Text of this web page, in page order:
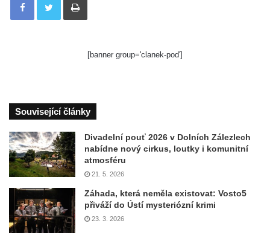
[banner group='clanek-pod']
Související články
Divadelní pouť 2026 v Dolních Zálezlech
nabídne nový cirkus, loutky i komunitní
atmosféru
21. 5. 2026
Záhada, která neměla existovat: Vosto5
přiváží do Ústí mysteriózní krimi
23. 3. 2026